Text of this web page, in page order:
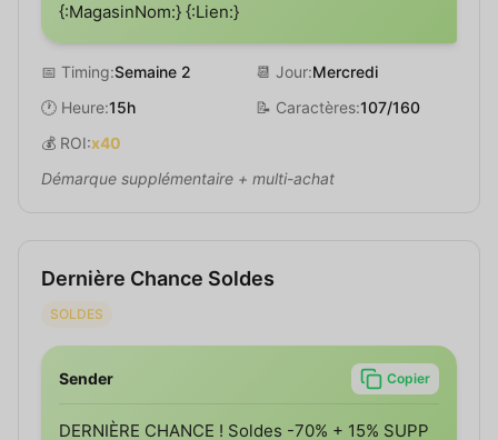
{:MagasinNom:} {:Lien:}
📅 Timing:Semaine 2 📆 Jour:Mercredi
🕐 Heure:15h 📝 Caractères:107/160
💰 ROI:x40
Démarque supplémentaire + multi-achat
Dernière Chance Soldes
SOLDES
Sender Copier
DERNIÈRE CHANCE ! Soldes -70% + 15% SUPP